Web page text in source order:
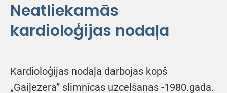
Neatliekamās
kardioloģijas nodaļa
Kardioloģijas nodaļa darbojas kopš
„Gaiļezera” slimnīcas uzcelšanas -1980.gada.